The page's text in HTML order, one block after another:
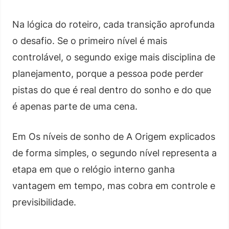
Na lógica do roteiro, cada transição aprofunda
o desafio. Se o primeiro nível é mais
controlável, o segundo exige mais disciplina de
planejamento, porque a pessoa pode perder
pistas do que é real dentro do sonho e do que
é apenas parte de uma cena.
Em Os níveis de sonho de A Origem explicados
de forma simples, o segundo nível representa a
etapa em que o relógio interno ganha
vantagem em tempo, mas cobra em controle e
previsibilidade.